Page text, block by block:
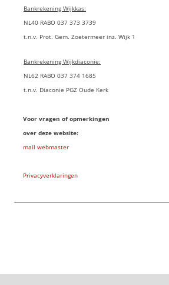
Bankrekening Wijkkas:
NL40 RABO 037 373 3739
t.n.v. Prot. Gem. Zoetermeer inz. Wijk 1
Bankrekening Wijkdiaconie:
NL62 RABO 037 374 1685
t.n.v. Diaconie PGZ Oude Kerk
Voor vragen of opmerkingen
over deze website:
mail webmaster
Privacyverklaringen